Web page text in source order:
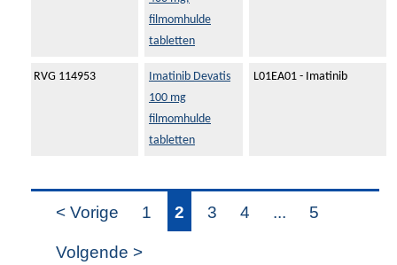
filmomhulde
tabletten
RVG 114953
Imatinib Devatis
100 mg
filmomhulde
tabletten
L01EA01 - Imatinib
< Vorige 1 2 3 4 ... 5
Volgende >